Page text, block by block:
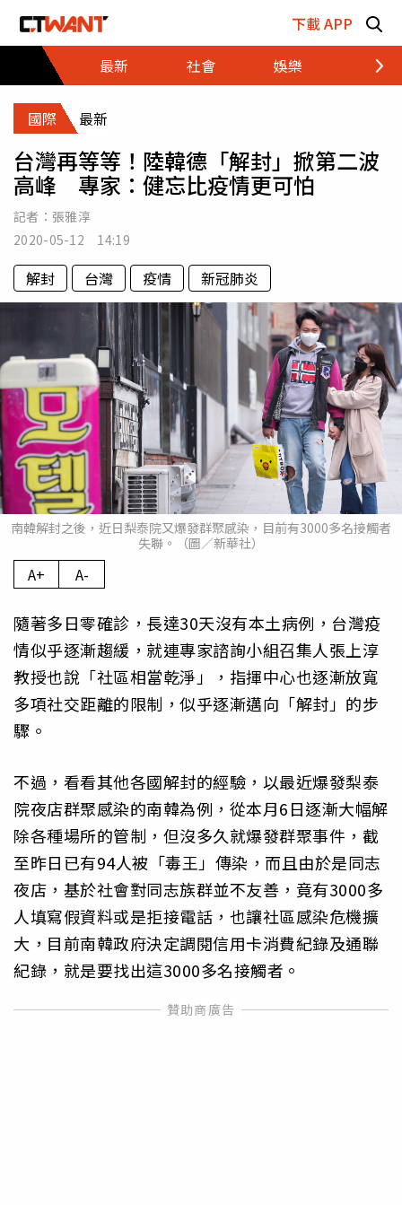
下載 APP
最新
社會 娛樂 財經
國際 最新
台灣再等等！陸韓德「解封」掀第二波
高峰 專家：健忘比疫情更可怕
記者： 張雅淳
2020-05-12 14:19
解封 台灣 疫情 新冠肺炎
南韓解封之後，近日梨泰院又爆發群聚感染，目前有3000多名接觸者
失聯。（圖／新華社）
A+ A-
隨著多日零確診，長達30天沒有本土病例，台灣疫
情似乎逐漸趨緩，就連專家諮詢小組召集人張上淳
教授也說「社區相當乾淨」，指揮中心也逐漸放寬
多項社交距離的限制，似乎逐漸邁向「解封」的步
驟。
不過，看看其他各國解封的經驗，以最近爆發梨泰
院夜店群聚感染的南韓為例，從本月6日逐漸大幅解
除各種場所的管制，但沒多久就爆發群聚事件，截
至昨日已有94人被「毒王」傳染，而且由於是同志
夜店，基於社會對同志族群並不友善，竟有3000多
人填寫假資料或是拒接電話，也讓社區感染危機擴
大，目前南韓政府決定調閱信用卡消費紀錄及通聯
紀錄，就是要找出這3000多名接觸者。